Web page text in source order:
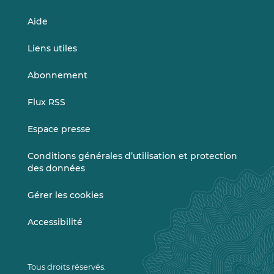
Aide
Liens utiles
Abonnement
Flux RSS
Espace presse
Conditions générales d’utilisation et protection
des données
Gérer les cookies
Accessibilité
Tous droits réservés.